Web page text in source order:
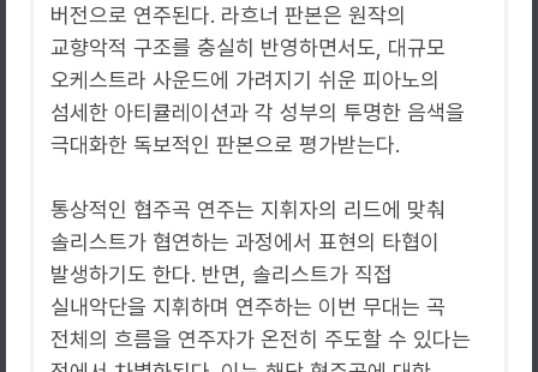
버전으로 연주된다. 라흐너 판본은 원작의
교향악적 구조를 충실히 반영하면서도, 대규모
오케스트라 사운드에 가려지기 쉬운 피아노의
섬세한 아티큘레이션과 각 성부의 투명한 음색을
극대화한 독보적인 판본으로 평가받는다.
통상적인 협주곡 연주는 지휘자의 리드에 맞춰
솔리스트가 협연하는 과정에서 표현의 타협이
발생하기도 한다. 반면, 솔리스트가 직접
실내악단을 지휘하며 연주하는 이번 무대는 곡
전체의 흐름을 연주자가 온전히 주도할 수 있다는